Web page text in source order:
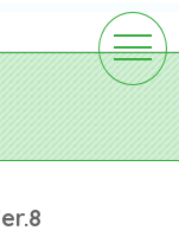
toggle